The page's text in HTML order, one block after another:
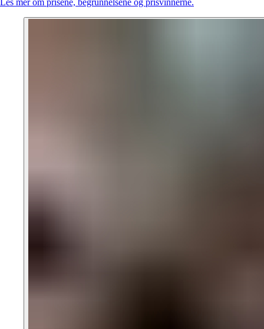
Les mer om prisene, begrunnelsene og prisvinnerne.